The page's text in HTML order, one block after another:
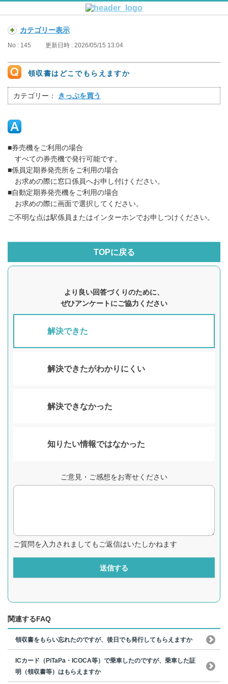
カテゴリー表示
No : 145 更新日時 : 2026/05/15 13:04
領収書はどこでもらえますか
カテゴリー： きっぷを買う
■券売機をご利用の場合
すべての券売機で発行可能です。
■係員定期券発売所をご利用の場合
お求めの際に窓口係員へお申し付けください。
■自動定期券発売機をご利用の場合
お求めの際に画面で選択してください。
ご不明な点は駅係員またはインターホンでお申しつけください。
TOPに戻る
より良い回答づくりのために、
ぜひアンケートにご協力ください
解決できた
解決できたがわかりにくい
解決できなかった
知りたい情報ではなかった
ご意見・ご感想をお寄せください
ご質問を入力されましてもご返信はいたしかねます
送信する
関連するFAQ
領収書をもらい忘れたのですが、後日でも発行してもらえますか
ICカード（PiTaPa・ICOCA等）で乗車したのですが、乗車した証
明（領収書等）はもらえますか